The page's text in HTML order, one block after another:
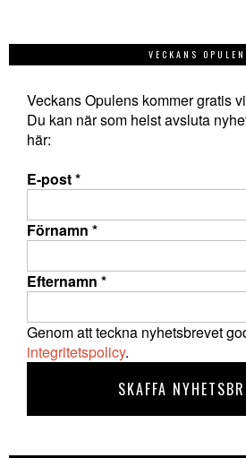
VECKANS
Veckans Opulens kommer gratis
Du kan när som helst avsluta
här:
E-post*
Förnamn *
Efternamn *
Genom att teckna nyhetsbrevet
integritetspolicy.